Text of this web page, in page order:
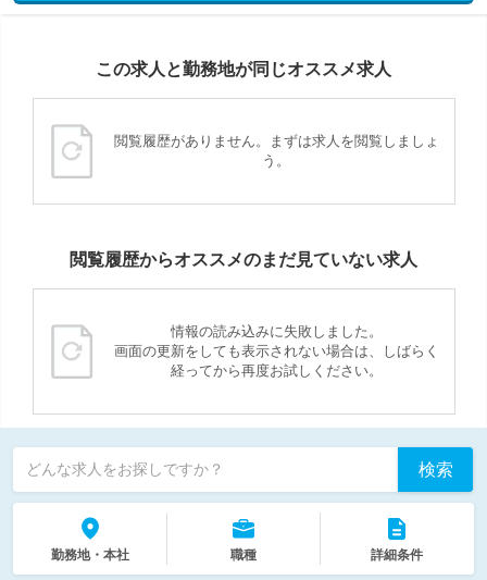
この求人と勤務地が同じオススメ求人
閲覧履歴がありません。まずは求人を閲覧しましょ
う。
閲覧履歴からオススメのまだ見ていない求人
情報の読み込みに失敗しました。
画面の更新をしても表示されない場合は、しばらく
経ってから再度お試しください。
どんな求人をお探しですか？ 検索
勤務地・本社 職種 詳細条件